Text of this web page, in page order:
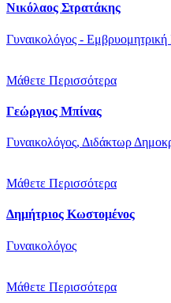
Νικόλαος Στρατάκης
Γυναικολόγος - Εμβρυομητρική
Μάθετε Περισσότερα
Γεώργιος Μπίνας
Γυναικολόγος, Διδάκτωρ
Μάθετε Περισσότερα
Δημήτριος Κωστομένος
Γυναικολόγος
Μάθετε Περισσότερα